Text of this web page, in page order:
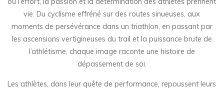
vie. Du cyclisme effréné sur des routes sinueuses, aux
moments de persévérance dans un triathlon, en passant par
les ascensions vertigineuses du trail et la puissance brute de
l’athlétisme, chaque image raconte une histoire de
dépassement de soi.
Les athlètes, dans leur quête de performance, repoussent leurs